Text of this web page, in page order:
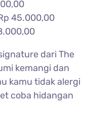
45.000,00
dari The
kemangi dan
kamu tidak alergi
coba hidangan